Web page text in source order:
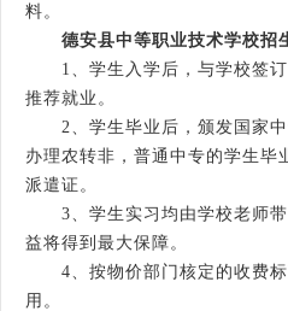
料。
德安县中等职业技术学校招
1、学生入学后，与学校签订
推荐就业。
2、学生毕业后，颁发国家中
办理农转非，普通中专的学生毕
派遣证。
3、学生实习均由学校老师带
益将得到最大保障。
4、按物价部门核定的收费标
用。